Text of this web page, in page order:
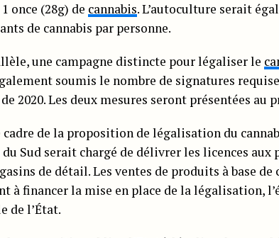
once (28g) de cannabis. L’autoculture serait
de cannabis par personne.
une campagne distincte pour légaliser le
soumis le nombre de signatures
2020. Les deux mesures seront présentées au
cadre de la proposition de légalisation du
Sud serait chargé de délivrer les licences
de détail. Les ventes de produits à base
à financer la mise en place de la légalisation,
de l’État.